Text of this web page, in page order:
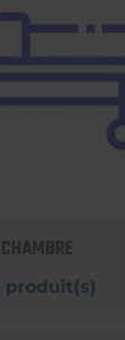
CHAMBRE
produit(s)